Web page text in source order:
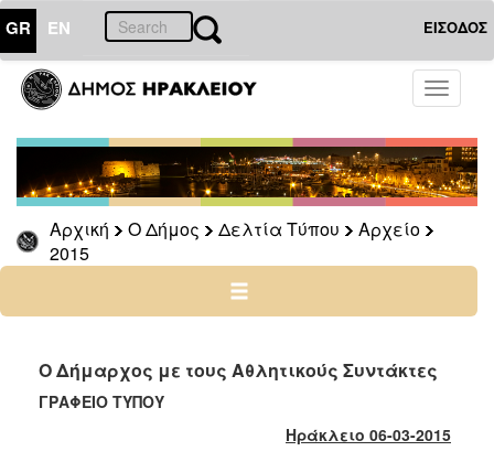
GR EN ΕΙΣΟΔΟΣ
Toggle
Αρχική Ο Δήμος Δελτία Τύπου
Αρχείο
2015
ΔΗΜΟΣ
Δελτία
Τύπου
Αρχείο
2026
2025
2022
2021
Ο Δήμαρχος με τους Αθλητικούς Συντάκτες
ΓΡΑΦΕΙΟ ΤΥΠΟΥ
Ηράκλειο 06-03-2015